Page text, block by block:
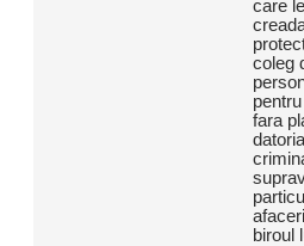
care
coleg
fara
biroul